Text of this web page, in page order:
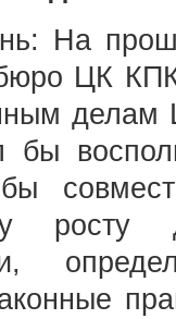
На
ЦК
бы
росту